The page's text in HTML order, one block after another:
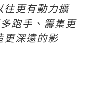
往更有動力擴
跑手、籌集更
更深遠的影